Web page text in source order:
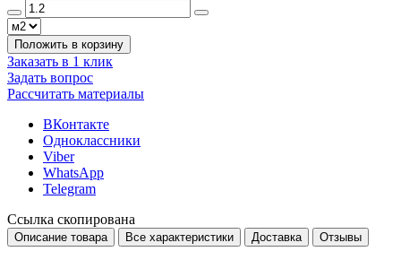
Положить в корзину
Заказать в 1 клик
Задать вопрос
Рассчитать материалы
ВКонтакте
Одноклассники
Viber
WhatsApp
Telegram
Ссылка скопирована
Описание товара Все характеристики Доставка Отзывы